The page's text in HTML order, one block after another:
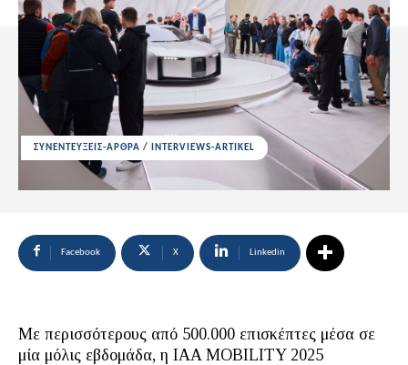
ΣΥΝΕΝΤΕΥΞΕΙΣ-ΑΡΘΡΑ / INTERVIEWS-ARTIKEL
Facebook X Linkedin
Με περισσότερους από 500.000 επισκέπτες μέσα σε
μία μόλις εβδομάδα, η IAA MOBILITY 2025